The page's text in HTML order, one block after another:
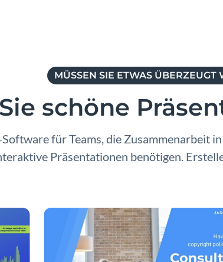
MÜSSEN SIE ETWAS ÜBERZEUGT
schöne
für Teams, die Zusammenarbeit
Präsentationen benötigen.